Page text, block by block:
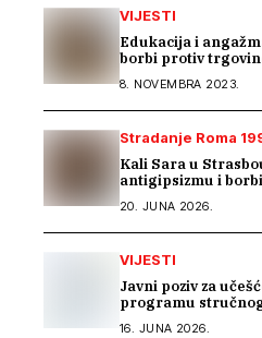
VIJESTI
Edukacija i
borbi protiv
8. NOVEMBRA 2023.
Stradanje Roma
Kali Sara u
antigipsizmu i
20. JUNA 2026.
VIJESTI
Javni poziv za
programu
16. JUNA 2026.